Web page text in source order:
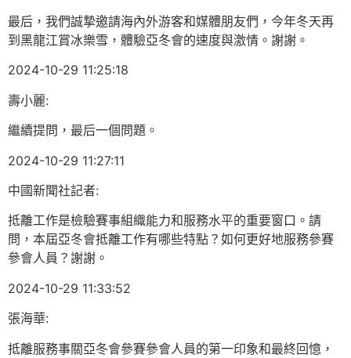
最后，我們誠摯邀請海內外游客和媒體朋友們，今年冬天再
到黑龍江賞冰樂雪，體驗亞冬會的速度與激情。謝謝。
2024-10-29 11:25:18
壽小麗:
繼續提問，最后一個問題。
2024-10-29 11:27:11
中國新聞社記者:
抵離工作是檢驗賽事組織能力和服務水平的重要窗口。請
問，本屆亞冬會抵離工作有哪些特點？如何更好地服務參賽
參會人員？謝謝。
2024-10-29 11:33:52
張海華:
抵離服務事關亞冬會參賽參會人員的第一印象和最終回憶，